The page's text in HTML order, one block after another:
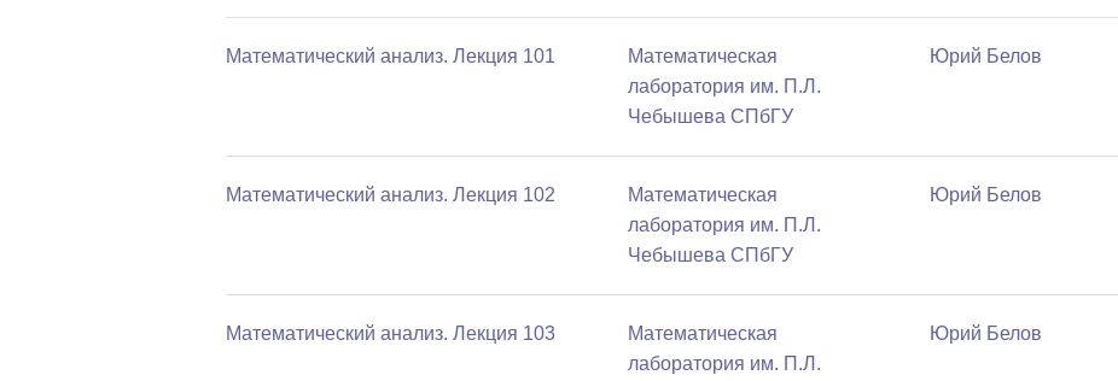
Математический анализ. Лекция 101
Математичеcкая
лаборатория им. П.Л.
Чебышева СПбГУ
Юрий Белов
Математический анализ. Лекция 102
Математичеcкая
лаборатория им. П.Л.
Чебышева СПбГУ
Юрий Белов
Математический анализ. Лекция 103
Математичеcкая
лаборатория им. П.Л.
Юрий Белов